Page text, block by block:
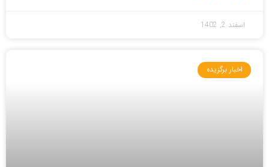
اسفند 2, 1402
اخبار برگزیده